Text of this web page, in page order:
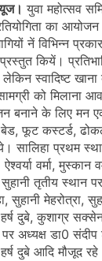
युवा महोत्सव
का
नें विभिन्न
कियें।
स्वादिष्ट
को मिलाना
बनाने के लिए मन
बेड, फूट कस्टर्ड,
सालिहा प्रथम
वर्मा, मुस्कान
तृतीय स्थान पर
सुहानी मेहरोत्रा,
हर्ष दुबे, कुशाग्र
अध्यक्ष डा0 संदीप
दुबे आदि मौजूद